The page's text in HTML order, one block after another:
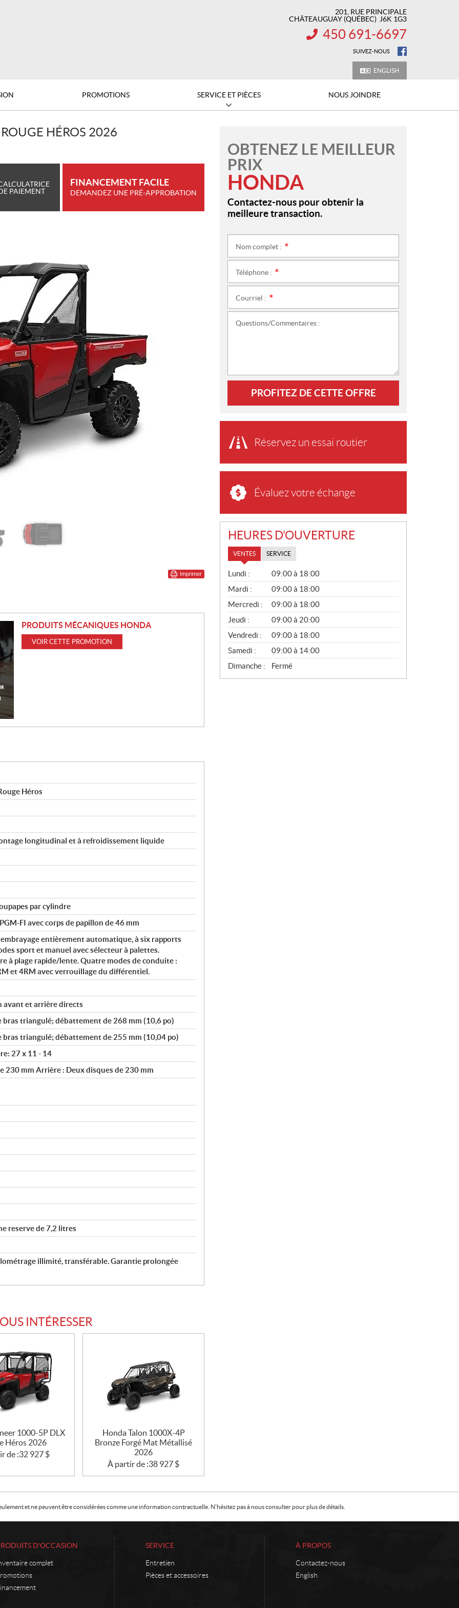
201, RUE PRINCIPALE
CHÂTEAUGUAY (QUÉBEC) J6K 1G3
INFORMATION :
450 691-6697
SUIVEZ-NOUS
ENGLISH
PROMOTIONS SERVICE ET PIÈCES NOUS JOINDRE
HÉROS 2026
PAIEMENT
FINANCEMENT FACILE
DEMANDEZ UNE PRÉ-APPROBATION
Imprimer
PRODUITS MÉCANIQUES HONDA
VOIR CETTE PROMOTION
Héros
longitudinal et à refroidissement liquide
par cylindre
FI avec corps de papillon de 46 mm
entièrement automatique, à six rapports
sport et manuel avec sélecteur à palettes.
à plage rapide/lente. Quatre modes de conduite :
et 4RM avec verrouillage du différentiel.
avant et arrière directs
bras triangulé; débattement de 268 mm (10,6 po)
bras triangulé; débattement de 255 mm (10,04 po)
27 x 11 - 14
230 mm Arrière : Deux disques de 230 mm
reserve de 7,2 litres
illimité, transférable. Garantie prolongée
INTÉRESSER
1000-5P DLX
Héros 2026
de :32 927 $
Honda Talon 1000X-4P
Bronze Forgé Mat Métallisé
2026
À partir de :38 927 $
OBTENEZ LE MEILLEUR
PRIX
HONDA
Contactez-nous pour obtenir la
meilleure transaction.
Nom complet :
Téléphone :
Courriel :
Questions/Commentaires :
PROFITEZ DE CETTE OFFRE
Réservez un essai routier
Évaluez votre échange
HEURES D'OUVERTURE
VENTES SERVICE
V
E
N
T
E
S
Lundi :
09:00 à 18:00
Mardi :
09:00 à 18:00
Mercredi :
09:00 à 18:00
Jeudi :
09:00 à 20:00
Vendredi :
09:00 à 18:00
Samedi :
09:00 à 14:00
Dimanche :
Fermé
et ne peuvent être considérées comme une information contractuelle. N'hésitez pas à nous consulter pour plus de détails.
D'OCCASION
complet
SERVICE
Entretien
Pièces et accessoires
À PROPOS
Contactez-nous
English